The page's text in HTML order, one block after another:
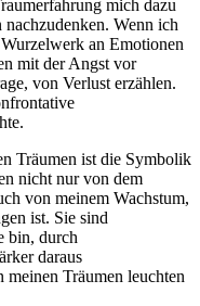
mich dazu
⁤Wenn ich
‌an Emotionen
mit der Angst vor
‌von Verlust erzählen.
Träumen ist die Symbolik
nicht nur von dem
von meinem⁤ Wachstum,⁣
ist. ‍Sie sind
bin, durch
daraus
meinen Träumen leuchten